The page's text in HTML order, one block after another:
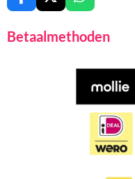
a
c
e
h
t
A
Betaalmethoden